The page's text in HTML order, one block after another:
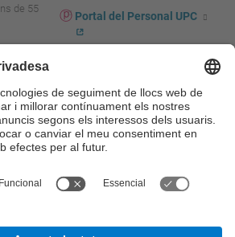
de 55
i
i la
Portal del Personal UPC
UPCshop, marxandatge
Sala de premsa
Seguretat i salut
Autoprotecció i emergències